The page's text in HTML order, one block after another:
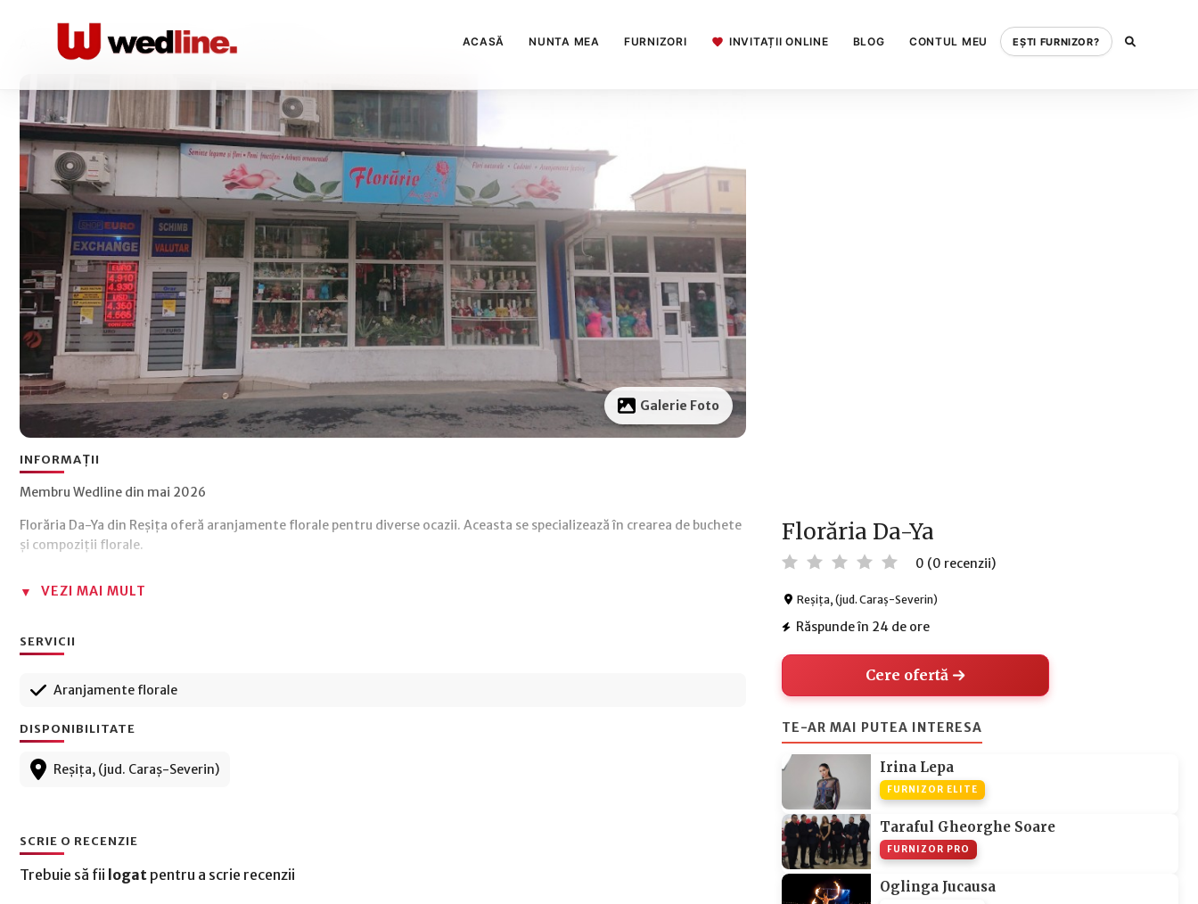
ACASĂ NUNTA MEA FURNIZORI INVITAȚII ONLINE BLOG CONTUL MEU EȘTI FURNIZOR?
/ Aranjamente florale / Florăria Da-Ya
Galerie Foto
Florăria Da-Ya
0 (0 recenzii)
Reșița, (jud. Caraș-Severin)
Răspunde în 24 de ore
Cere ofertă
TE-AR MAI PUTEA INTERESA
Irina Lepa
FURNIZOR ELITE
Taraful Gheorghe Soare
FURNIZOR PRO
Oglinga Jucausa
INFORMAȚII
Membru Wedline din mai 2026
Florăria Da-Ya din Reșița oferă aranjamente florale pentru diverse ocazii. Aceasta se specializează în crearea de buchete
și compoziții florale.
VEZI MAI MULT
SERVICII
Aranjamente florale
DISPONIBILITATE
Reșița, (jud. Caraș-Severin)
SCRIE O RECENZIE
Trebuie să fii logat pentru a scrie recenzii